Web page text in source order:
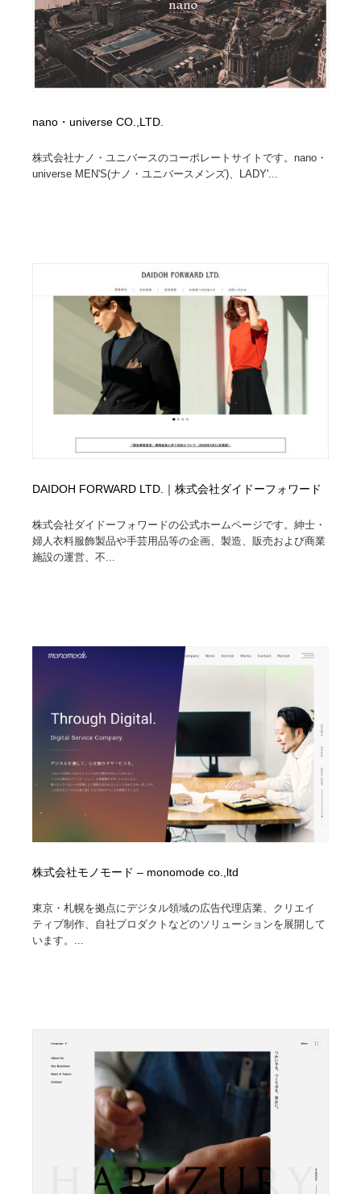
nano・universe CO.,LTD.
株式会社ナノ・ユニバースのコーポレートサイトです。nano・
universe MEN'S(ナノ・ユニバースメンズ)、LADY'...
DAIDOH FORWARD LTD.｜株式会社ダイドーフォワード
株式会社ダイドーフォワードの公式ホームページです。紳士・
婦人衣料服飾製品や手芸用品等の企画、製造、販売および商業
施設の運営、不...
株式会社モノモード – monomode co.,ltd
東京・札幌を拠点にデジタル領域の広告代理店業、クリエイ
ティブ制作、自社プロダクトなどのソリューションを展開して
います。...